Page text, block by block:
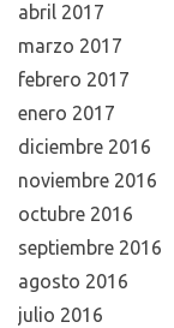
abril 2017
marzo 2017
febrero 2017
enero 2017
diciembre 2016
noviembre 2016
octubre 2016
septiembre 2016
agosto 2016
julio 2016